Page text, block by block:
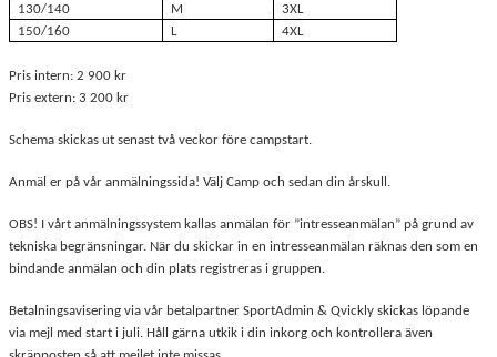
130/140
M
3XL
150/160
L 4XL
Pris intern: 2 900 kr
Pris extern: 3 200 kr
Schema skickas ut senast två veckor före campstart.
Anmäl er på vår anmälningssida! Välj Camp och sedan din årskull.
OBS! I vårt anmälningssystem kallas anmälan för ”intresseanmälan” på grund av
tekniska begränsningar. När du skickar in en intresseanmälan räknas den som en
bindande anmälan och din plats registreras i gruppen.
Betalningsavisering via vår betalpartner SportAdmin & Qvickly skickas löpande
via mejl med start i juli. Håll gärna utkik i din inkorg och kontrollera även